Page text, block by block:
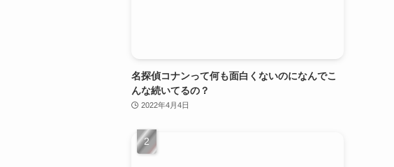
名探偵コナンって何も面白くないのになんでこ
んな続いてるの？
2022年4月4日